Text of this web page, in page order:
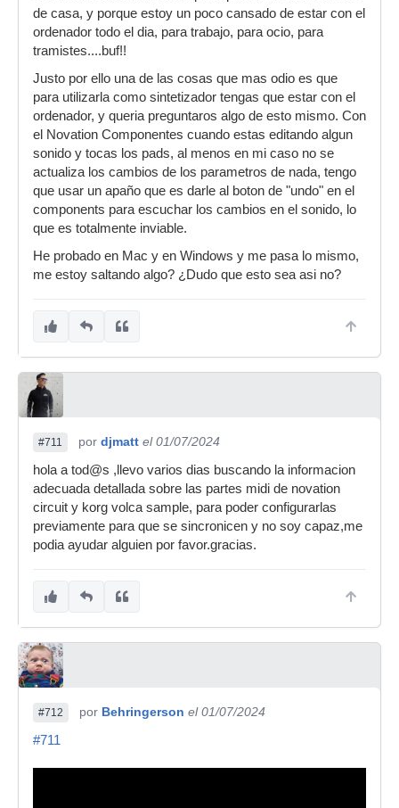
de casa, y porque estoy un poco cansado de estar con el
ordenador todo el dia, para trabajo, para ocio, para
tramistes....buf!!
Justo por ello una de las cosas que mas odio es que
para utilizarla como sintetizador tengas que estar con el
ordenador, y queria preguntaros algo de esto mismo. Con
el Novation Componentes cuando estas editando algun
sonido y tocas los pads, al menos en mi caso no se
actualiza los cambios de los parametros de nada, tengo
que usar un apaño que es darle al boton de "undo" en el
components para escuchar los cambios en el sonido, lo
que es totalmente inviable.
He probado en Mac y en Windows y me pasa lo mismo,
me estoy saltando algo? ¿Dudo que esto sea asi no?
#711 por djmatt el 01/07/2024
hola a tod@s ,llevo varios dias buscando la informacion
adecuada detallada sobre las partes midi de novation
circuit y korg volca sample, para poder configurarlas
previamente para que se sincronicen y no soy capaz,me
podia ayudar alguien por favor.gracias.
#712 por Behringerson el 01/07/2024
#711